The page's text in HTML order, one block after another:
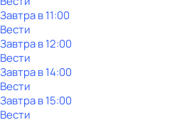
Завтра в 11:00
Вести
Завтра в 12:00
Вести
Завтра в 14:00
Вести
Завтра в 15:00
Вести